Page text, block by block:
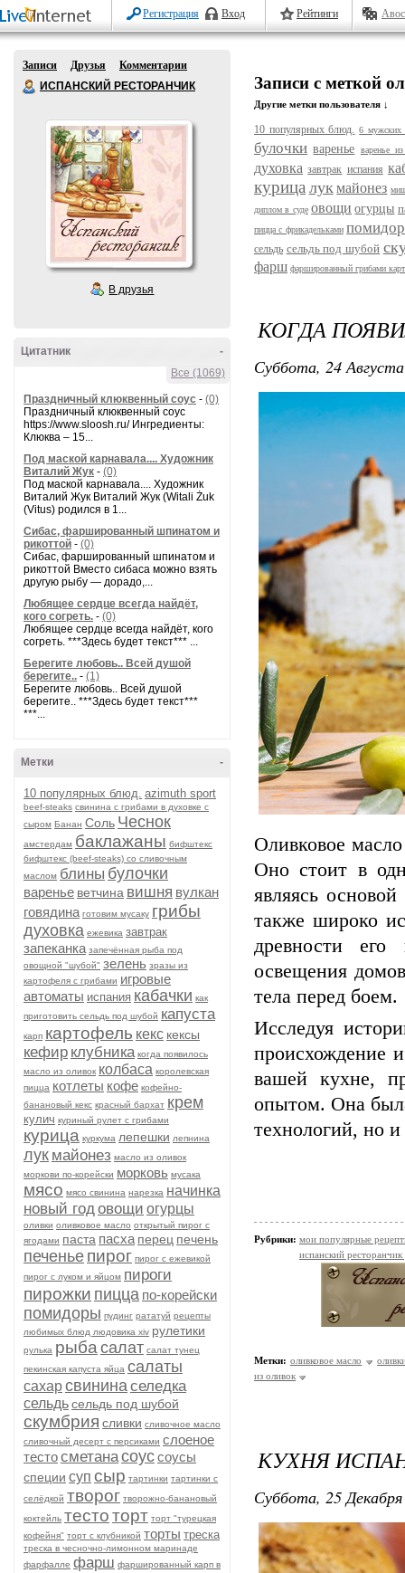
Регистрация Вход Рейтинги
Записи Друзья
Комментарии
ИСПАНСКИЙ РЕСТОРАНЧИК
В друзья
-
Цитатник
Все (1069)
Праздничный клюквенный соус - (0)
Праздничный клюквенный соус
https://www.sloosh.ru/ Ингредиенты:
Клюква – 15...
Под маской карнавала.... Художник
Виталий Жук - (0)
Под маской карнавала.... Художник
Виталий Жук Виталий Жук (Witali Żuk
(Vitus) родился в 1...
Сибас, фаршированный шпинатом и
рикоттой - (0)
Сибас, фаршированный шпинатом и
рикоттой Вместо сибаса можно взять
другую рыбу — дорадо,...
Любящее сердце всегда найдёт,
кого согреть. - (0)
Любящее сердце всегда найдёт, кого
согреть. ***Здесь будет текст*** ...
Берегите любовь.. Всей душой
берегите.. - (1)
Берегите любовь.. Всей душой
берегите.. ***Здесь будет текст***
***...
-
Метки
10 популярных блюд. azimuth sport
beef-stеаks cвинина с грибами в духовке с
сыром Банан Соль Чеснок
амстердам баклажаны бифштекс
бифштекс (beef-stеаks) со сливочным
маслом блины булочки
варенье ветчина вишня вулкан
говядина готовим мусаку грибы
духовка ежевика завтрак
запеканка запечённая рыба под
овощной "шубой" зелень зразы из
картофеля с грибами игровые
автоматы испания кабачки как
приготовить сельдь под шубой капуста
карп картофель кекс кексы
кефир клубника когда появилось
масло из оливок колбаса королевская
пицца котлеты кофе кофейно-
банановый кекс красный бархат крем
кулич куриный рулет с грибами
курица куркума лепешки лепнина
лук майонез масло из оливок
моркови по-корейски морковь мусака
мясо мясо свинина нарезка начинка
новый годовощи огурцы
оливки оливковое масло открытый пирог с
ягодами паста пасха перец печень
печенье пирог пирог с ежевикой
пирог с луком и яйцом пироги
пирожки пицца по-корейски
помидоры пудинг рататуй рецепты
любимых блюд людовика xiv рулетики
рулька рыба салат салат тунец
пекинская капуста яйца салаты
сахарсвининаселедка
сельдьсельдь под шубой
скумбрия сливки сливочное масло
сливочный десерт с персиками слоеное
тестосметанасоуссоусы
специи суп сыр тартинки тартинки с
селёдкой творог творожно-банановый
коктейль тестоторт торт "турецкая
кофейня" торт с клубникой торты треска
треска в чесночно-лимонном маринаде
фарфалле фарш фаршированный карп в
Записи с меткой
Другие метки пользователя ↓
10 популярных блюд. 6 мужских
булочки варенье варенье
духовка завтрак испания
курица лук майонез
диплом в суде овощи огурцы
пицца с фрикадельками
сельдь сельдь под шубой
фарш фаршированный грибами
КОГДА
Суббота, 24
Оливковое
Оно стоит в
являясь
также широко
древности его
освещения
тела перед боем.
Исследуя
происхождение
вашей кухне,
опытом. Она
технологий, но и
Рубрики: мои популярные
испанский
Метки: оливковое масло
из оливок
КУХНЯ
Суббота, 25